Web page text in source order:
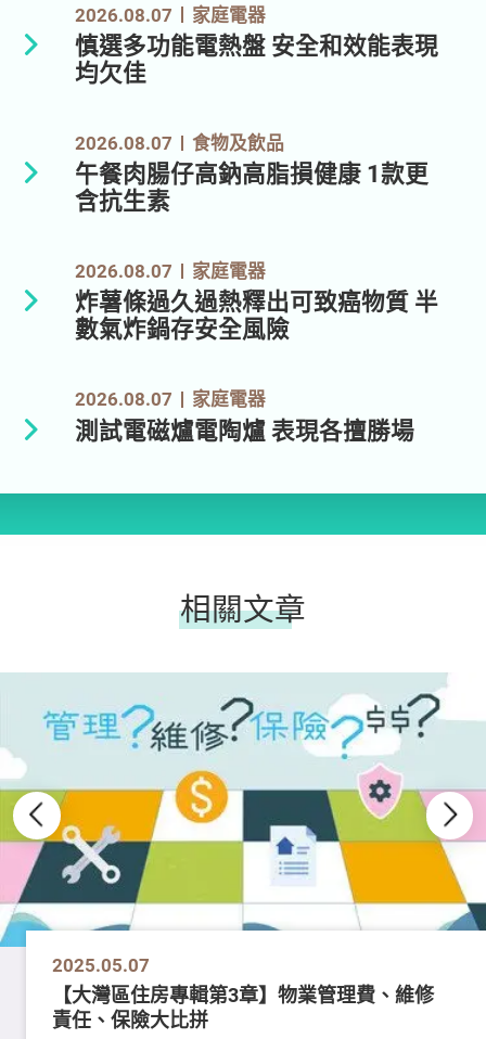
2026.08.07 家庭電器
慎選多功能電熱盤 安全和效能表現
均欠佳
2026.08.07 食物及飲品
午餐肉腸仔高鈉高脂損健康 1款更
含抗生素
2026.08.07 家庭電器
炸薯條過久過熱釋出可致癌物質 半
數氣炸鍋存安全風險
2026.08.07 家庭電器
測試電磁爐電陶爐 表現各擅勝場
相關文章
2025.05.07
【大灣區住房專輯第3章】物業管理費、維修
責任、保險大比拼